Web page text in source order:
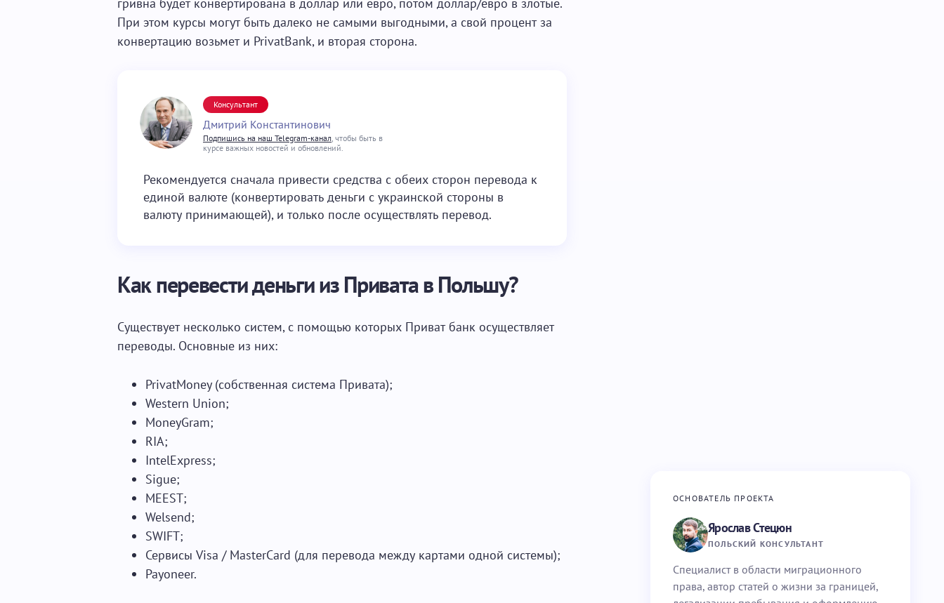
При этом курсы могут быть далеко не самыми выгодными, а свой процент за
конвертацию возьмет и PrivatBank, и вторая сторона.
Консультант
Дмитрий Константинович
Подпишись на наш Telegram-канал, чтобы быть в
курсе важных новостей и обновлений.
Рекомендуется сначала привести средства с обеих сторон перевода к
единой валюте (конвертировать деньги с украинской стороны в
валюту принимающей), и только после осуществлять перевод.
Как перевести деньги из Привата в Польшу?
Существует несколько систем, с помощью которых Приват банк осуществляет
переводы. Основные из них:
PrivatMoney (собственная система Привата);
Western Union;
MoneyGram;
RIA;
IntelExpress;
Sigue;
MEEST;
Welsend;
SWIFT;
Сервисы Visa / MasterCard (для перевода между картами одной системы);
Payoneer.
ОСНОВАТЕЛЬ ПРОЕКТА
Ярослав Стецюн
ПОЛЬСКИЙ КОНСУЛЬТАНТ
Специалист в области миграционного
права, автор статей о жизни за границей,